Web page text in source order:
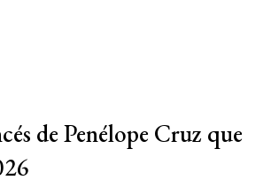
de Penélope Cruz que